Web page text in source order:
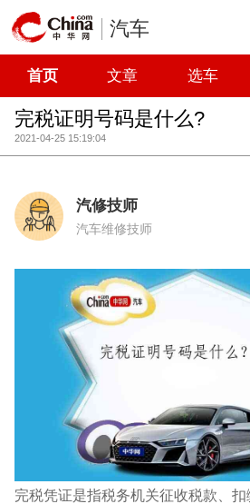
汽车
首页 文章 选车
完税证明号码是什么?
2021-04-25 15:19:04
汽修技师
汽车维修技师
完税凭证是指税务机关征收税款、